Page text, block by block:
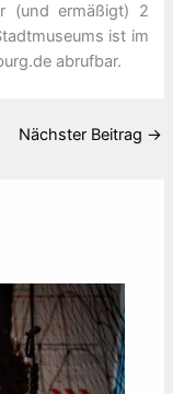
(und ermäßigt) 2
ist im
abrufbar.
Nächster Beitrag →